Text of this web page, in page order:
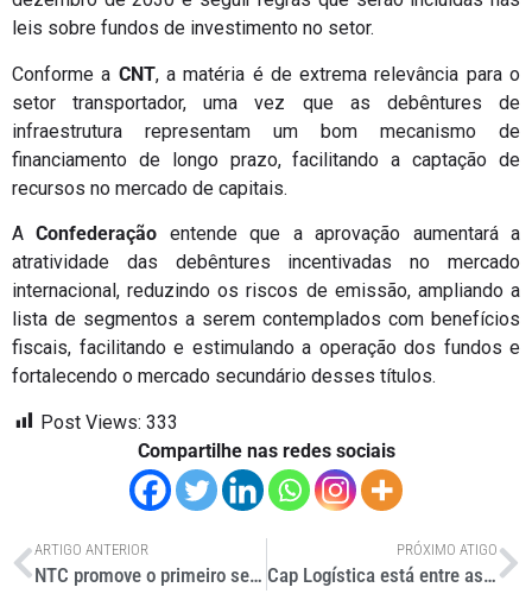
leis sobre fundos de investimento no setor.
Conforme a CNT, a matéria é de extrema relevância para o
setor transportador, uma vez que as debêntures de
infraestrutura representam um bom mecanismo de
financiamento de longo prazo, facilitando a captação de
recursos no mercado de capitais.
AConfederação entende que a aprovação aumentará a
atratividade das debêntures incentivadas no mercado
internacional, reduzindo os riscos de emissão, ampliando a
lista de segmentos a serem contemplados com benefícios
fiscais, facilitando e estimulando a operação dos fundos e
fortalecendo o mercado secundário desses títulos.
Post Views: 333
Compartilhe nas redes sociais
ARTIGO ANTERIOR
NTC promove o primeiro seminário de Inovação Tecnológica no setor
PRÓXIMO ATIGO
Cap Logística está entre as 10 maiores empresas de capacidade de armazenagem